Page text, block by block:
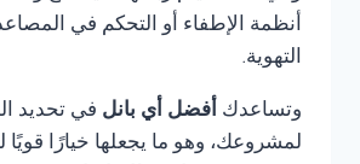
أنظمة الإطفاء أو التحكم في
التهوية.
وتساعدك أفضل أي بانل في تحديد
لمشروعك، وهو ما يجعلها خيارًا قويًا